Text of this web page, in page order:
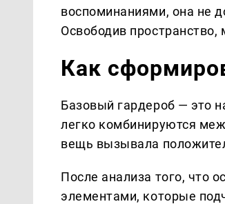
воспоминаниями, она не
Освободив
Как
Базовый гардероб — это
легко комбинируются
вещь вызывала
После анализа того, что
элементами, которые